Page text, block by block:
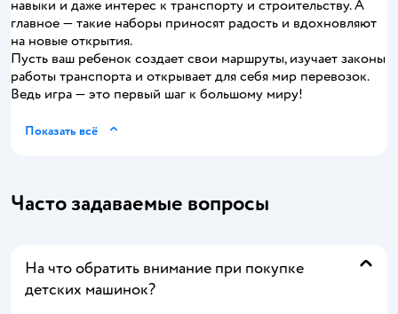
навыки и даже интерес к транспорту и строительству. А
главное — такие наборы приносят радость и вдохновляют
на новые открытия.
Пусть ваш ребенок создает свои маршруты, изучает законы
работы транспорта и открывает для себя мир перевозок.
Ведь игра — это первый шаг к большому миру!
Показать всё
Часто задаваемые вопросы
На что обратить внимание при покупке
детских машинок?